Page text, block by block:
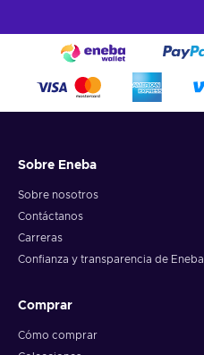
Sobre Eneba
Sobre nosotros
Contáctanos
Carreras
Confianza y transparencia de Eneba
Comprar
Cómo comprar